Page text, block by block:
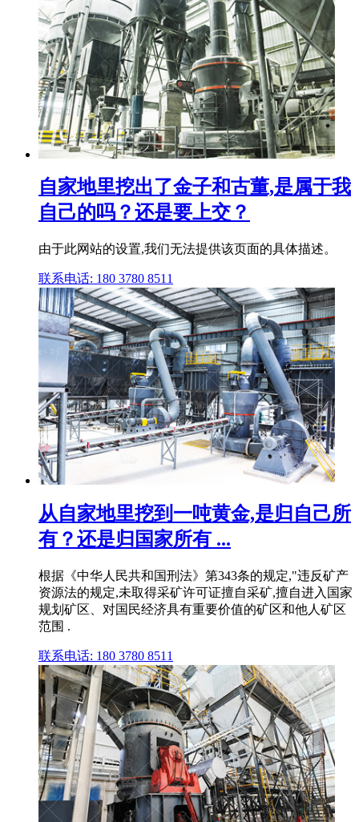
自家地里挖出了金子和古董,是属于我
自己的吗？还是要上交？
由于此网站的设置,我们无法提供该页面的具体描述。
联系电话: 180 3780 8511
从自家地里挖到一吨黄金,是归自己所
有？还是归国家所有 ...
根据《中华人民共和国刑法》第343条的规定,"违反矿产
资源法的规定,未取得采矿许可证擅自采矿,擅自进入国家
规划矿区、对国民经济具有重要价值的矿区和他人矿区
范围 .
联系电话: 180 3780 8511